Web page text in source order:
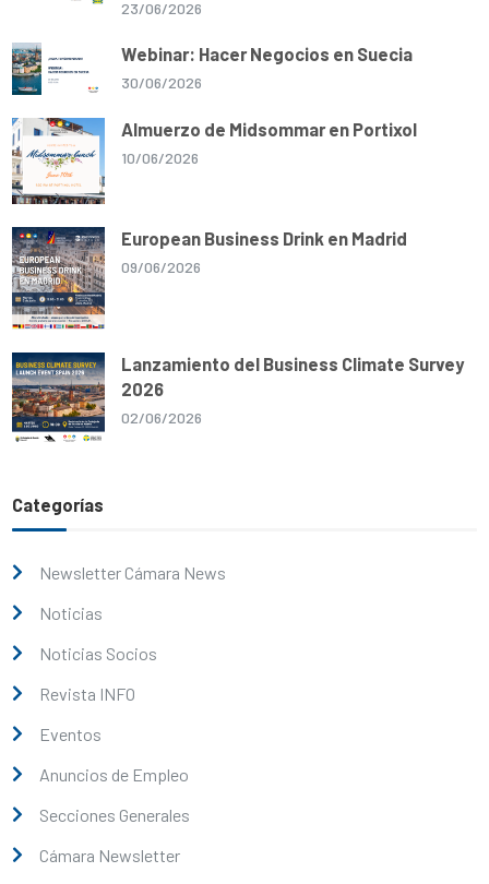
23/06/2026
Webinar: Hacer Negocios en Suecia
30/06/2026
Almuerzo de Midsommar en Portixol
10/06/2026
European Business Drink en Madrid
09/06/2026
Lanzamiento del Business Climate Survey
2026
02/06/2026
Categorías
Newsletter Cámara News
Noticias
Noticias Socios
Revista INFO
Eventos
Anuncios de Empleo
Secciones Generales
Cámara Newsletter